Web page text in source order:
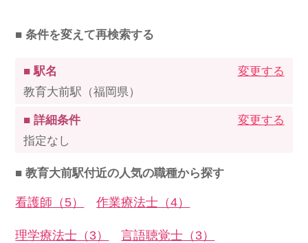
■ 条件を変えて再検索する
■ 駅名
教育大前駅（福岡県）
変更する
■ 詳細条件
指定なし
変更する
■ 教育大前駅付近の人気の職種から探す
看護師（5） 作業療法士（4）
理学療法士（3） 言語聴覚士（3）